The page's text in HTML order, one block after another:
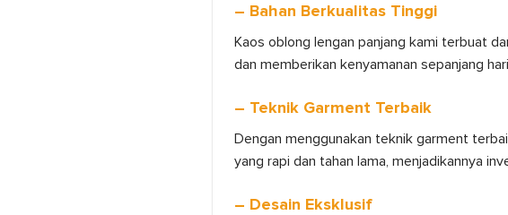
– Bahan Berkualitas Tinggi
Kaos oblong lengan panjang kami terbuat
dan memberikan kenyamanan sepanjang
– Teknik Garment Terbaik
Dengan menggunakan teknik garment
yang rapi dan tahan lama, menjadikannya
– Desain Eksklusif